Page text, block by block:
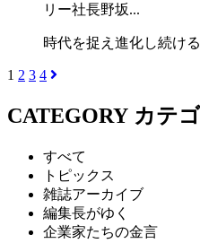
リー社長野坂...
時代を捉え進化し続け
1 2 3 4
CATEGORY カテ
すべて
トピックス
雑誌アーカイブ
編集長がゆく
企業家たちの金言